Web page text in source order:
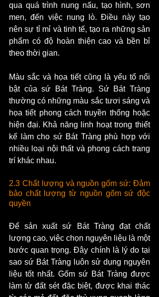
qua quá trình nung nấu, tạo hình, sơn
men, đến việc nung lò. Điều này tạo
nên sự tỉ mỉ và tinh tế, tạo ra những sản
phẩm có độ hoàn thiện cao và bền bỉ
theo thời gian.
Màu sắc và họa tiết cũng là yếu tố nổi
bật của sứ Bát Tràng. Sứ Bát Tràng
thường có những màu sắc tươi sáng và
họa tiết phong cách truyền thống hoặc
hiện đại. Khả năng linh hoạt trong thiết
kế làm cho sứ Bát Tràng phù hợp với
nhiều loại nội thất và phong cách trang
trí khác nhau.
2.3 Chất lượng và nguồn gốm sứ: Đảm
bảo chất lượng từ nguồn gốm sứ độc
quyền
Để sản xuất sứ Bát Tràng đạt chất
lượng cao, việc chọn nguyên liệu là một
bước quan trọng. Đây chính là lý do tại
sao sứ Bát Tràng luôn sử dụng nguyên
liệu tốt nhất. Gốm sứ Bát Tràng được
làm từ đất sét đặc biệt, được khai thác